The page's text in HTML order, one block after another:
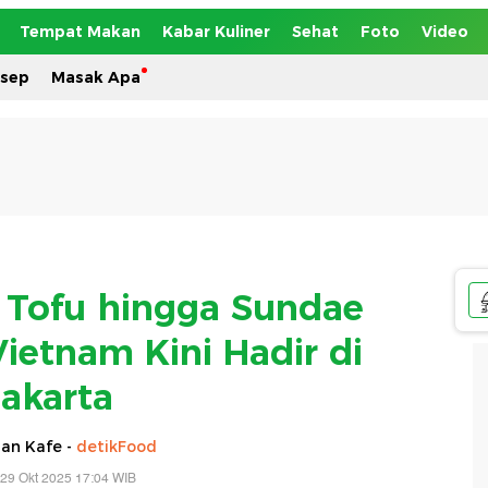
Tempat Makan Kabar Kuliner Sehat Foto Video
Masak Apa
hingga Sundae
Kini Hadir di
Kafe - detikFood
Okt 2025 17:04 WIB